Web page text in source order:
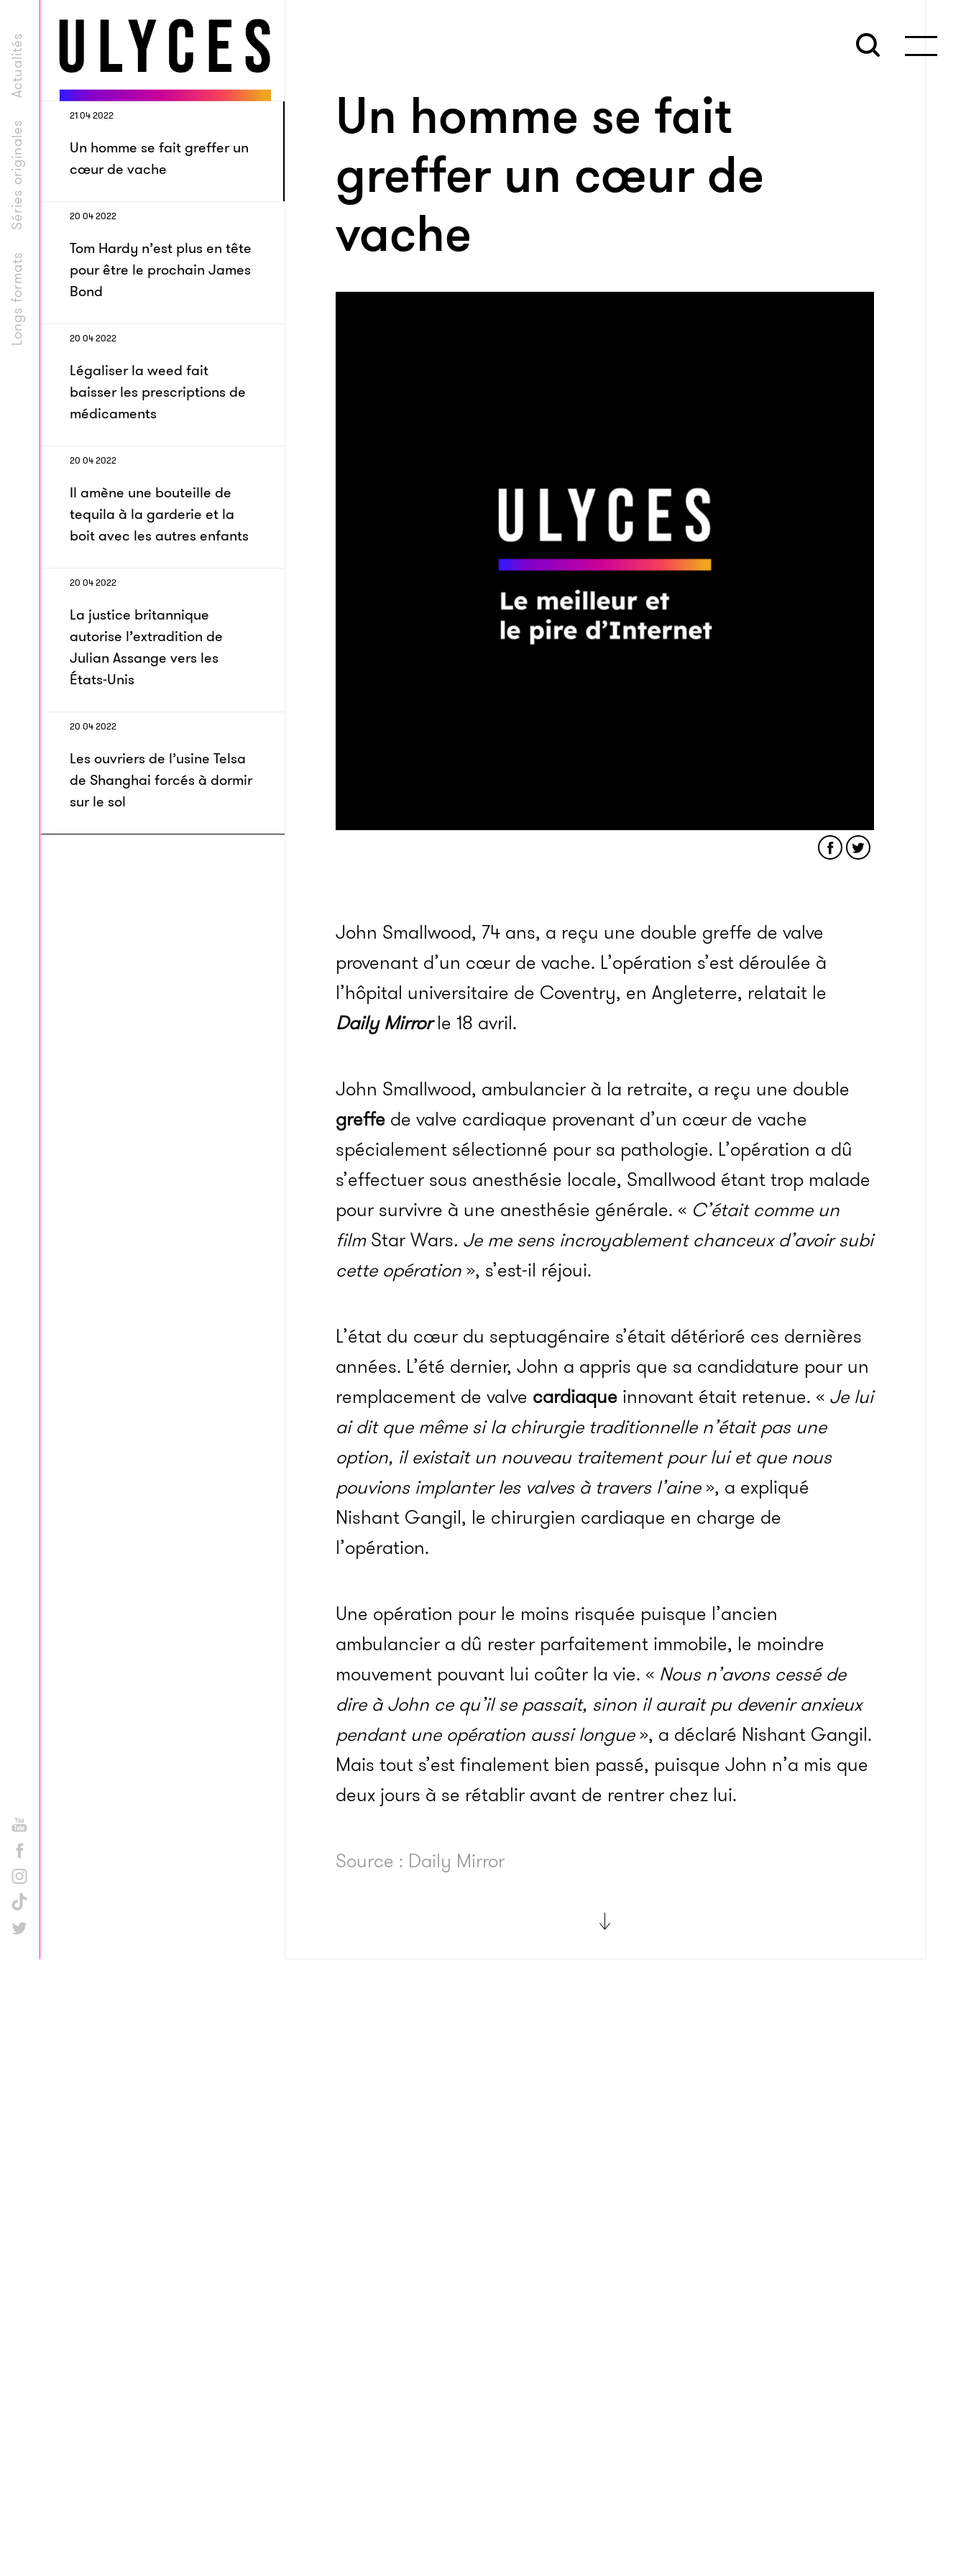
Longs formats
Séries originales
Actualités
21 04 2022
Un homme se fait greffer un
cœur de vache
20 04 2022
Tom Hardy n’est plus en tête
pour être le prochain James
Bond
20 04 2022
Légaliser la weed fait
baisser les prescriptions de
médicaments
20 04 2022
Il amène une bouteille de
tequila à la garderie et la
boit avec les autres enfants
20 04 2022
La justice britannique
autorise l’extradition de
Julian Assange vers les
États-Unis
20 04 2022
Les ouvriers de l’usine Telsa
de Shanghai forcés à dormir
sur le sol
Un homme se fait
greffer un cœur de
vache
John Smallwood, 74 ans, a reçu une double greffe de valve
provenant d’un cœur de vache. L’opération s’est déroulée à
l’hôpital universitaire de Coventry, en Angleterre, relatait le
Daily Mirrorle 18 avril.
John Smallwood, ambulancier à la retraite, a reçu une double
greffe de valve cardiaque provenant d’un cœur de vache
spécialement sélectionné pour sa pathologie. L’opération a dû
s’effectuer sous anesthésie locale, Smallwood étant trop malade
pour survivre à une anesthésie générale. « C’était comme un
filmStar Wars. Je me sens incroyablement chanceux d’avoir subi
cette opération », s’est-il réjoui.
L’état du cœur du septuagénaire s’était détérioré ces dernières
années. L’été dernier, John a appris que sa candidature pour un
remplacement de valve cardiaque innovant était retenue. « Je lui
ai dit que même si la chirurgie traditionnelle n’était pas une
option, il existait un nouveau traitement pour lui et que nous
pouvions implanter les valves à travers l’aine», a expliqué
Nishant Gangil, le chirurgien cardiaque en charge de
l’opération.
Une opération pour le moins risquée puisque l’ancien
ambulancier a dû rester parfaitement immobile, le moindre
mouvement pouvant lui coûter la vie. « Nous n’avons cessé de
dire à John ce qu’il se passait, sinon il aurait pu devenir anxieux
pendant une opération aussi longue», a déclaré Nishant Gangil.
Mais tout s’est finalement bien passé, puisque John n’a mis que
deux jours à se rétablir avant de rentrer chez lui.
Source : Daily Mirror